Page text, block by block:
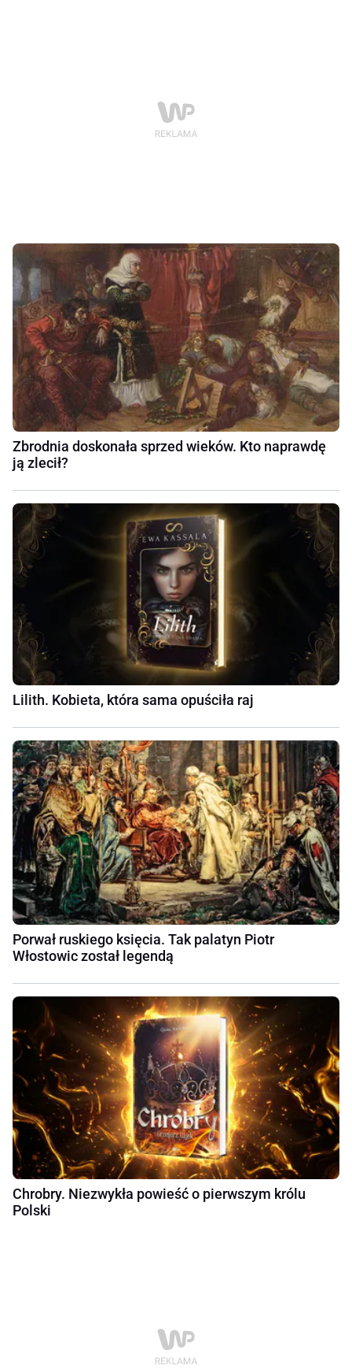
Zbrodnia doskonała sprzed wieków. Kto naprawdę
ją zlecił?
Lilith. Kobieta, która sama opuściła raj
Porwał ruskiego księcia. Tak palatyn Piotr
Włostowic został legendą
Chrobry. Niezwykła powieść o pierwszym królu
Polski